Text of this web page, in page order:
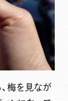
梅を見なが